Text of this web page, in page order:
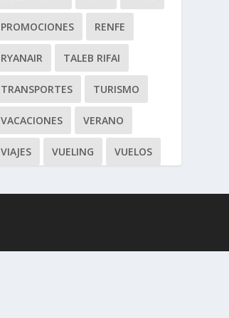
PROMOCIONES RENFE
RYANAIR TALEB RIFAI
TRANSPORTES TURISMO
VACACIONES VERANO
VIAJES VUELING VUELOS